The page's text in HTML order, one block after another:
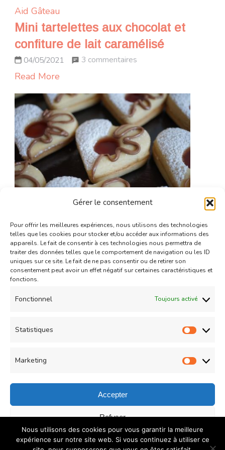
Gérer le consentement
Pour offrir les meilleures expériences, nous utilisons des technologies
telles que les cookies pour stocker et/ou accéder aux informations des
appareils. Le fait de consentir à ces technologies nous permettra de
traiter des données telles que le comportement de navigation ou les ID
uniques sur ce site. Le fait de ne pas consentir ou de retirer son
consentement peut avoir un effet négatif sur certaines caractéristiques et
fonctions.
Fonctionnel Toujours activé
Statistiques
Marketing
Accepter
Refuser
Enregistrer les préférences
Aid Gâteau
Mini tartelettes aux chocolat et
confiture de lait caramélisé
04/05/2021 3 commentaires
aux
chocolat
et
confiture
de
caramélisé
Read More
Aid Gâteau
Coeurs Sablés très fondants
fourrés à la confiture de fraise
04/05/2021
Coeurs
confiture
fraise
Read More
© Copyright 2026COUZINA.fr : Cuisine du Monde. All
Rights Reserved.Recipe Quest | Developed ByWP
Delicious. Powered byWordPress. Politique de
Nous utilisons des cookies pour vous garantir la meilleure
expérience sur notre site web. Si vous continuez à utiliser ce